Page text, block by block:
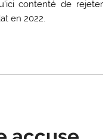
contenté de rejeter
en 2022.